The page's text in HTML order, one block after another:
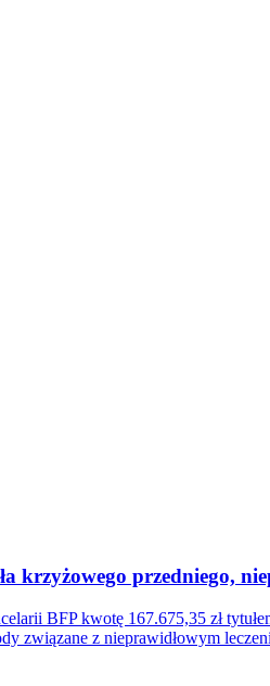
krzyżowego przedniego,
BFP kwotę 167.675,35 zł
związane z nieprawidłowym